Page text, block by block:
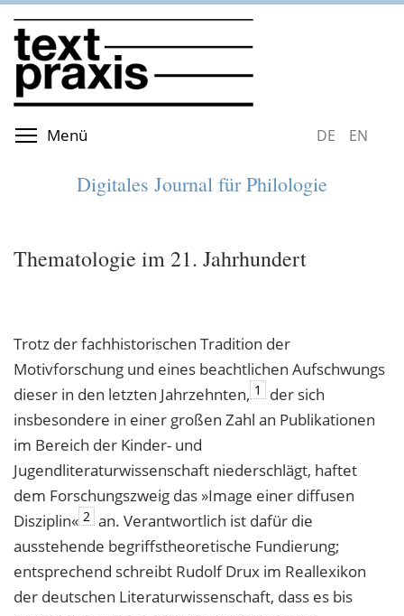
Direkt
zum
Inhalt
Menü Menüsichtbarkeit umschaltenDEUTSCH
Digitales Journal für Philologie
Thematologie im 21. Jahrhundert
Trotz der fachhistorischen Tradition der
Motivforschung und eines beachtlichen Aufschwungs
dieser in den letzten Jahrzehnten, 1
der sich
insbesondere in einer großen Zahl an Publikationen
im Bereich der Kinder- und
Jugendliteraturwissenschaft niederschlägt, haftet
dem Forschungszweig das »Image einer diffusen
Disziplin« 2 an. Verantwortlich ist dafür die
ausstehende begriffstheoretische Fundierung;
entsprechend schreibt Rudolf Drux im Reallexikon
der deutschen Literaturwissenschaft, dass es bis